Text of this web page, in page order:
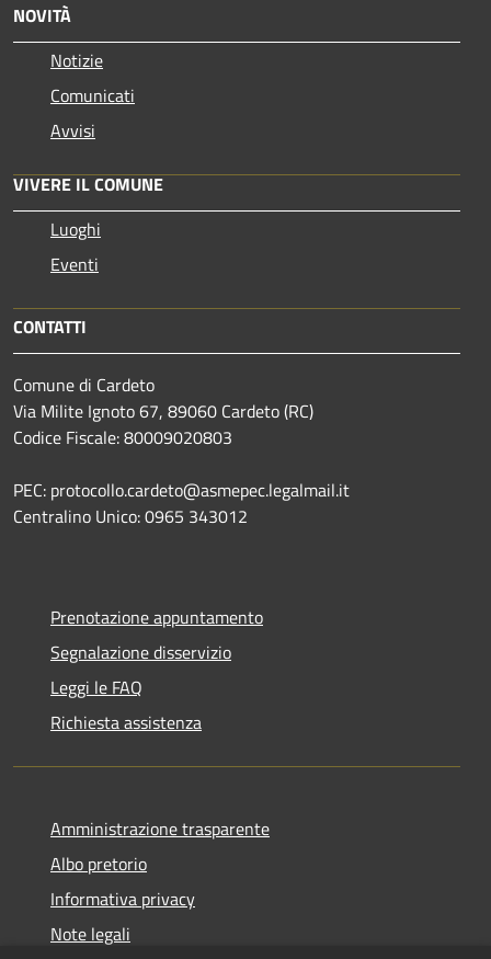
NOVITÀ
Notizie
Comunicati
Avvisi
VIVERE IL COMUNE
Luoghi
Eventi
CONTATTI
Comune di Cardeto
Via Milite Ignoto 67, 89060 Cardeto (RC)
Codice Fiscale: 80009020803
PEC: protocollo.cardeto@asmepec.legalmail.it
Centralino Unico: 0965 343012
Prenotazione appuntamento
Segnalazione disservizio
Leggi le FAQ
Richiesta assistenza
Amministrazione trasparente
Albo pretorio
Informativa privacy
Note legali